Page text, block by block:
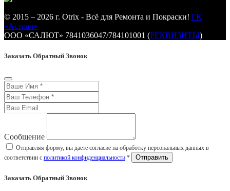
© 2015 – 2026 г. Otrix - Всё для Ремонта и Покраски! ГК
«Астрал»
ООО «САЛЮТ» 7841036047/784101001 (РЕКВИЗИТЫ)
Заказать Обратный Звонок
Сообщение
Отправляя форму, вы даете согласие на обработку персональных данных в
соответствии с политикой конфиденциальности *
Заказать Обратный Звонок